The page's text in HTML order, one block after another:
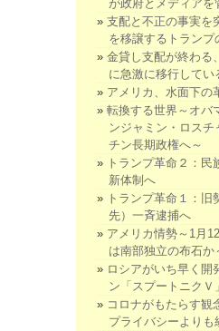
が政府とメディアを
支配と不正の事実を
を移譲するトランプ
金貸し支配が終わる
に急激に移行してい
アメリカ、水面下の
転換する世界～オバ
ンジャミン・ロス
チン長期政権へ～
トランプ革命２：民
新体制へ
トランプ革命１：旧
先）一斉逮捕へ
アメリカ情勢～1月
は南部独立の布石か
ロシアがいち早く開
ン「スプートニクＶ
コロナがもたらす
プライバシーよりも